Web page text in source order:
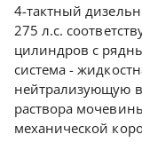
4-тактный
275 л.с.
цилиндров с
система -
нейтрализующую
раствора
механической